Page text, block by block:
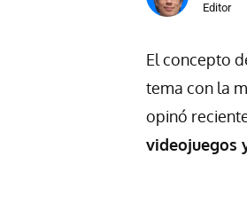
Editor
El concepto
tema con la
opinó
videojuegos